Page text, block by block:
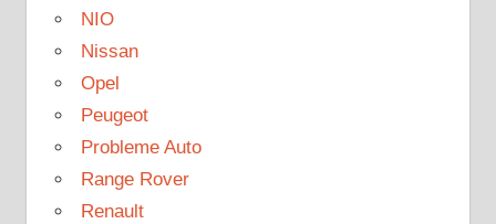
NIO
Nissan
Opel
Peugeot
Probleme Auto
Range Rover
Renault